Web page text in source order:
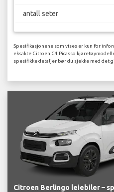
antall seter
Spesifikasjonene som vises er kun for
eksakte Citroen C4 Picasso
spesifikke detaljer bør du sjekke med det
Citroen Berlingo leiebiler –